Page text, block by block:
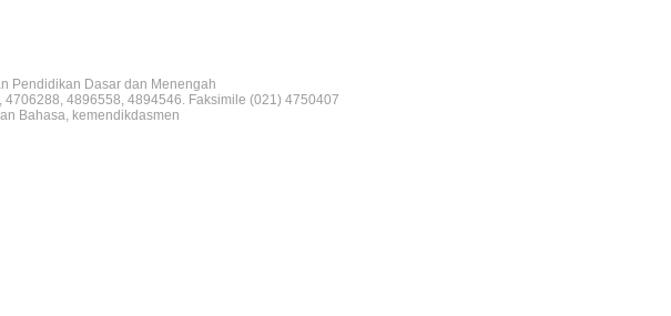
Pendidikan Dasar dan Menengah
4896558, 4894546. Faksimile (021) 4750407
Bahasa, kemendikdasmen